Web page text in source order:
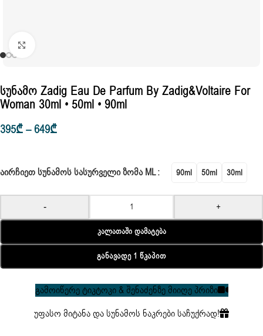
Სუნამო Zadig Eau De Parfum By Zadig&Voltaire For
Woman 30ml • 50ml • 90ml
395₾–649₾
ᲐᲘᲠᲩᲘᲔᲗ ᲡᲣᲜᲐᲛᲝᲡ ᲡᲐᲡᲣᲠᲕᲔᲚᲘ ᲖᲝᲛᲐ ML 90ml 50ml 30ml
- +
Კალათაში Დამატება
Განავადე 1 Წკაპით
გამოიწერე ტიკტოკი & შენაძენზე მიიღე პრიზი
უფასო მიტანა და სუნამოს ნაკრები საჩუქრად!